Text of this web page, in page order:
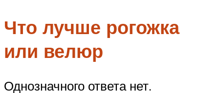
Что лучше рогожка
или велюр
Однозначного ответа нет.